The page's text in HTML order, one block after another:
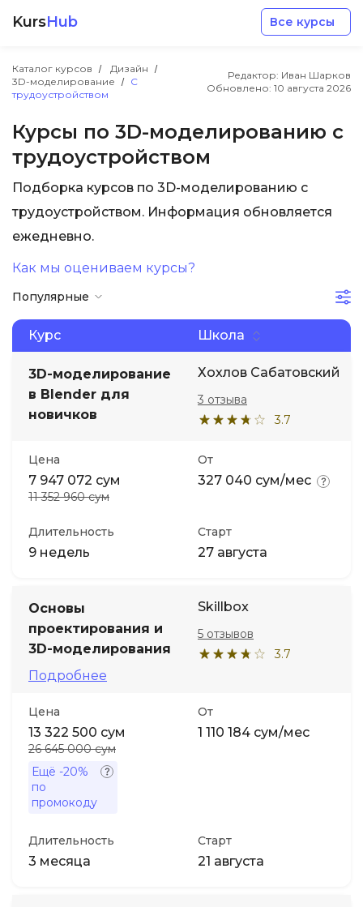
KursHub Все курсы
Каталог курсов
Дизайн
3D-моделирование
С
трудоустройством
Редактор: Иван Шарков
Обновлено: 10 августа 2026
Курсы по 3D-моделированию с
трудоустройством
Подборка курсов по 3D-моделированию с
трудоустройством. Информация обновляется
ежедневно.
Как мы оцениваем курсы?
Популярные
Курс Школа
3D-моделирование
в Blender для
новичков
Хохлов Сабатовский
3.7
3 отзыва
Цена
7 947 072 сум
11 352 960 сум
От
327 040 сум/мес
Длительность
9 недель
Старт
27 августа
Основы
проектирования и
3D-моделирования
Подробнее
Skillbox
3.7
5 отзывов
Цена
13 322 500 сум
26 645 000 сум
Ещё -20%
по
промокоду
От
1 110 184 сум/мес
Длительность
3 месяца
Старт
21 августа
Маркетинг
Дизайн
Менеджмент
Иностранные языки
ДПО
Детям